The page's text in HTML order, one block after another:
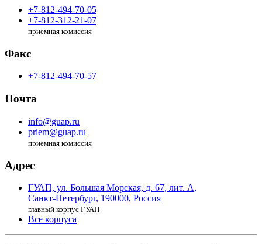
+7-812-494-70-05
+7-812-312-21-07
приемная комиссия
Факс
+7-812-494-70-57
Почта
info@guap.ru
priem@guap.ru
приемная комиссия
Адрес
ГУАП, ул. Большая Морская, д. 67, лит. А,
Санкт-Петербург, 190000, Россия
главный корпус ГУАП
Все корпуса